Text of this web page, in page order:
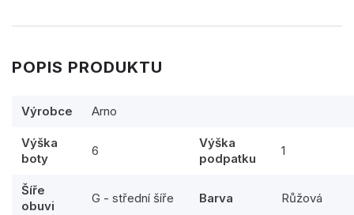
POPIS PRODUKTU
Výrobce Arno
Výška
boty
6
Výška
podpatku
1
Šíře
obuvi
G - střední šíře Barva Růžová